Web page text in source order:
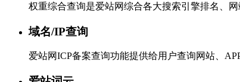
权重综合查询是爱站网综合各大搜索引擎排名、
域名/IP查询
爱站网ICP备案查询功能提供给用户查询网站、